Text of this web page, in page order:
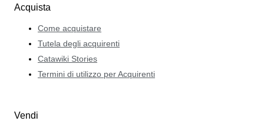
Acquista
Come acquistare
Tutela degli acquirenti
Catawiki Stories
Termini di utilizzo per Acquirenti
Vendi